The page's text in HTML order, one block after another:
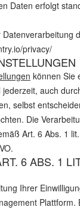
Daten erfolgt
privacy/
können Sie
auch
selbst
Die
Art. 6 Abs. 1
6 ABS. 1
Ihrer
Plattform.